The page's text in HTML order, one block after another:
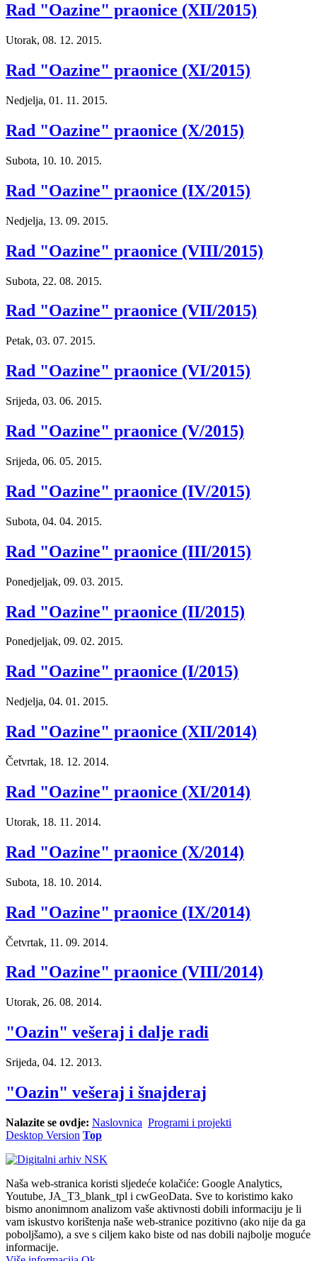
Rad "Oazine" praonice (XII/2015)
Utorak, 08. 12. 2015.
Rad "Oazine" praonice (XI/2015)
Nedjelja, 01. 11. 2015.
Rad "Oazine" praonice (X/2015)
Subota, 10. 10. 2015.
Rad "Oazine" praonice (IX/2015)
Nedjelja, 13. 09. 2015.
Rad "Oazine" praonice (VIII/2015)
Subota, 22. 08. 2015.
Rad "Oazine" praonice (VII/2015)
Petak, 03. 07. 2015.
Rad "Oazine" praonice (VI/2015)
Srijeda, 03. 06. 2015.
Rad "Oazine" praonice (V/2015)
Srijeda, 06. 05. 2015.
Rad "Oazine" praonice (IV/2015)
Subota, 04. 04. 2015.
Rad "Oazine" praonice (III/2015)
Ponedjeljak, 09. 03. 2015.
Rad "Oazine" praonice (II/2015)
Ponedjeljak, 09. 02. 2015.
Rad "Oazine" praonice (I/2015)
Nedjelja, 04. 01. 2015.
Rad "Oazine" praonice (XII/2014)
Četvrtak, 18. 12. 2014.
Rad "Oazine" praonice (XI/2014)
Utorak, 18. 11. 2014.
Rad "Oazine" praonice (X/2014)
Subota, 18. 10. 2014.
Rad "Oazine" praonice (IX/2014)
Četvrtak, 11. 09. 2014.
Rad "Oazine" praonice (VIII/2014)
Utorak, 26. 08. 2014.
"Oazin" vešeraj i dalje radi
Srijeda, 04. 12. 2013.
"Oazin" vešeraj i šnajderaj
Nalazite se ovdje: Naslovnica Programi i projekti
Desktop Version Top
Naša web-stranica koristi sljedeće kolačiće: Google Analytics,
Youtube, JA_T3_blank_tpl i cwGeoData. Sve to koristimo kako
bismo anonimnom analizom vaše aktivnosti dobili informaciju je li
vam iskustvo korištenja naše web-stranice pozitivno (ako nije da ga
poboljšamo), a sve s ciljem kako biste od nas dobili najbolje moguće
informacije.